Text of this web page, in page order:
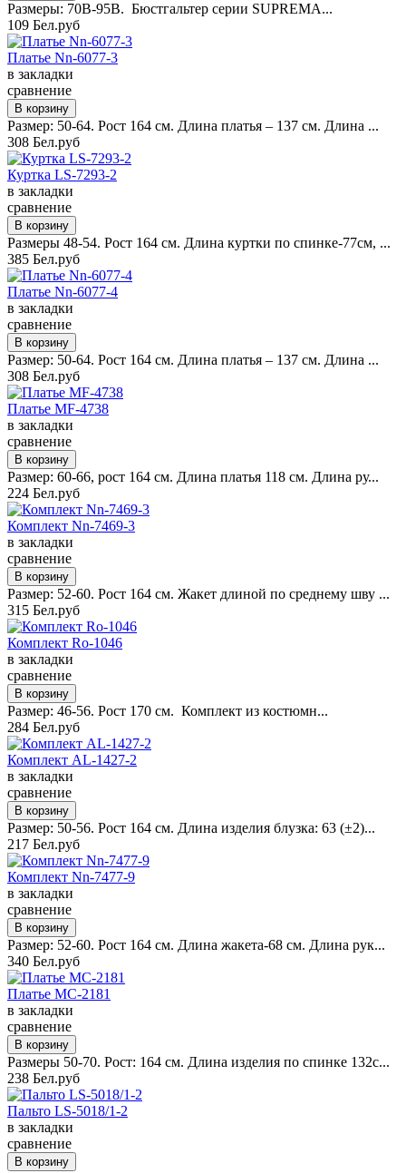
Размеры: 70B-95B. Бюстгальтер серии SUPREMA...
109 Бел.руб
Платье Nn-6077-3
в закладки
сравнение
Размер: 50-64. Рост 164 см. Длина платья – 137 см. Длина ...
308 Бел.руб
Куртка LS-7293-2
в закладки
сравнение
Размеры 48-54. Рост 164 см. Длина куртки по спинке-77см, ...
385 Бел.руб
Платье Nn-6077-4
в закладки
сравнение
Размер: 50-64. Рост 164 см. Длина платья – 137 см. Длина ...
308 Бел.руб
Платье MF-4738
в закладки
сравнение
Размер: 60-66, рост 164 см. Длина платья 118 см. Длина ру...
224 Бел.руб
Комплект Nn-7469-3
в закладки
сравнение
Размер: 52-60. Рост 164 см. Жакет длиной по среднему шву ...
315 Бел.руб
Комплект Ro-1046
в закладки
сравнение
Размер: 46-56. Рост 170 см. Комплект из костюмн...
284 Бел.руб
Комплект AL-1427-2
в закладки
сравнение
Размер: 50-56. Рост 164 см. Длина изделия блузка: 63 (±2)...
217 Бел.руб
Комплект Nn-7477-9
в закладки
сравнение
Размер: 52-60. Рост 164 см. Длина жакета-68 см. Длина рук...
340 Бел.руб
Платье MC-2181
в закладки
сравнение
Размеры 50-70. Рост: 164 см. Длина изделия по спинке 132с...
238 Бел.руб
Пальто LS-5018/1-2
в закладки
сравнение